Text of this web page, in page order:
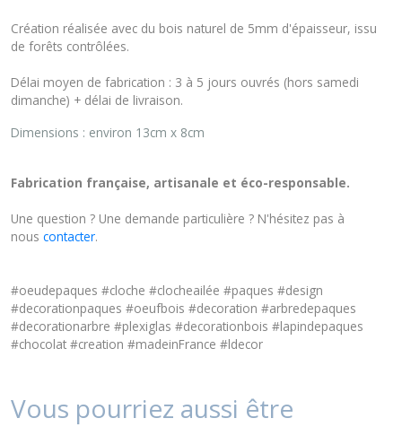
Création réalisée avec du bois naturel de 5mm d'épaisseur, issu
de forêts contrôlées.
Délai moyen de fabrication : 3 à 5 jours ouvrés (hors samedi
dimanche) + délai de livraison.
Dimensions : environ 13cm x 8cm
Fabrication française, artisanale et éco-responsable.
Une question ? Une demande particulière ? N'hésitez pas à
nous contacter.
#oeudepaques #cloche #clocheailée #paques #design
#decorationpaques #oeufbois #decoration #arbredepaques
#decorationarbre #plexiglas #decorationbois #lapindepaques
#chocolat #creation #madeinFrance #ldecor
Vous pourriez aussi être